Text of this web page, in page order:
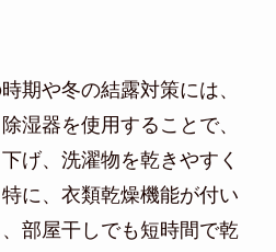
期や冬の結露対策には、
湿器を使用することで、
げ、洗濯物を乾きやすく
に、衣類乾燥機能が付い
部屋干しでも短時間で乾